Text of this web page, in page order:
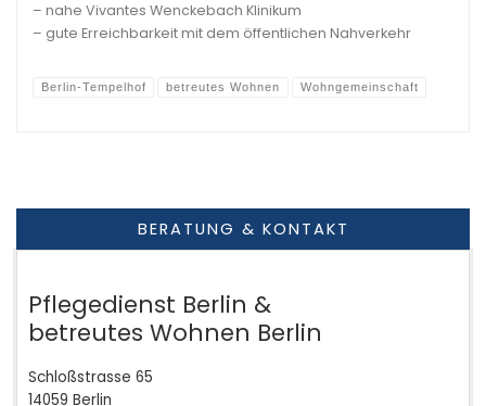
– nahe Vivantes Wenckebach Klinikum
– gute Erreichbarkeit mit dem öffentlichen Nahverkehr
Berlin-Tempelhof betreutes Wohnen Wohngemeinschaft
BERATUNG & KONTAKT
Pflegedienst Berlin &
betreutes Wohnen Berlin
Schloßstrasse 65
14059 Berlin